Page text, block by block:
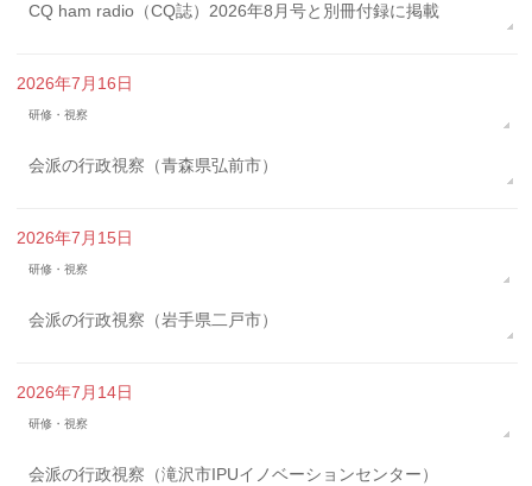
CQ ham radio（CQ誌）2026年8月号と別冊付録に掲載
2026年7月16日
研修・視察
会派の行政視察（青森県弘前市）
2026年7月15日
研修・視察
会派の行政視察（岩手県二戸市）
2026年7月14日
研修・視察
会派の行政視察（滝沢市IPUイノベーションセンター）